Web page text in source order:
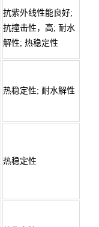
抗紫外线性能良好;
抗撞击性，高; 耐水
解性; 热稳定性
热稳定性; 耐水解性
热稳定性